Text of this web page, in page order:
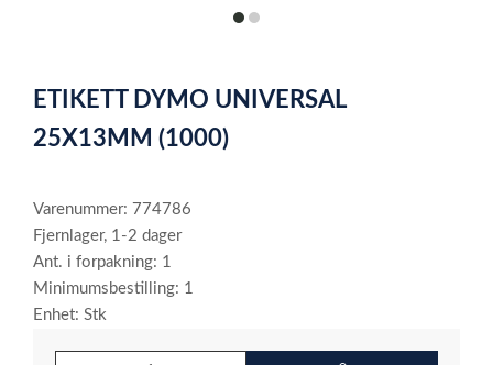
itemitem
of
2
ETIKETT DYMO UNIVERSAL
25X13MM (1000)
Varenummer: 774786
Fjernlager, 1-2 dager
Ant. i forpakning: 1
Minimumsbestilling: 1
Enhet: Stk